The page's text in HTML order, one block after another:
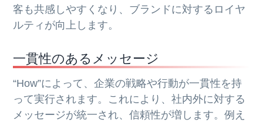
客も共感しやすくなり、ブランドに対するロイヤ
ルティが向上します。
一貫性のあるメッセージ
“How”によって、企業の戦略や行動が一貫性を持
って実行されます。これにより、社内外に対する
メッセージが統一され、信頼性が増します。例え